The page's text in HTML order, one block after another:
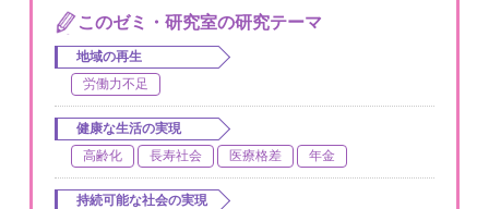
このゼミ・研究室の研究テーマ
地域の再生
労働力不足
健康な生活の実現
高齢化
長寿社会 医療格差 年金
持続可能な社会の実現